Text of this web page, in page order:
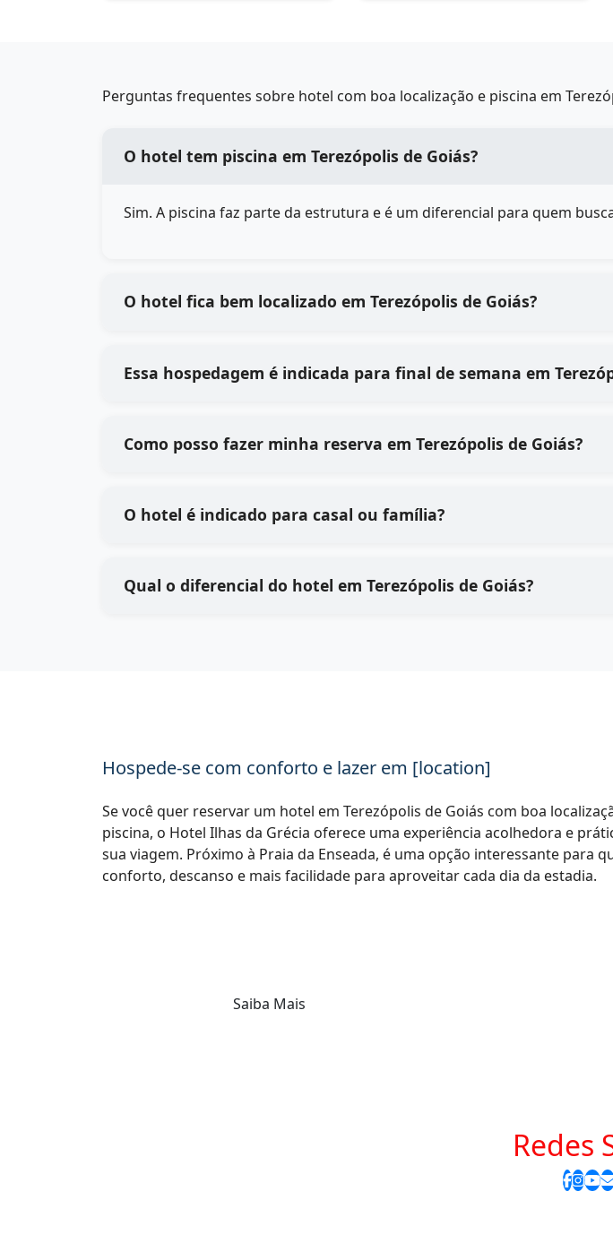
Perguntas frequentes sobre hotel com boa localização e piscina em
O hotel tem piscina em Terezópolis de Goiás?
Sim. A piscina faz parte da estrutura e é um diferencial para quem
O hotel fica bem localizado em Terezópolis de Goiás?
Essa hospedagem é indicada para final de semana em
Como posso fazer minha reserva em Terezópolis de Goiás?
O hotel é indicado para casal ou família?
Qual o diferencial do hotel em Terezópolis de Goiás?
Hospede-se com conforto e lazer em [location]
Se você quer reservar um hotel em Terezópolis de Goiás com boa
piscina, o Hotel Ilhas da Grécia oferece uma experiência acolhedora e
sua viagem. Próximo à Praia da Enseada, é uma opção interessante para
conforto, descanso e mais facilidade para aproveitar cada dia da estadia.
Saiba Mais
Redes